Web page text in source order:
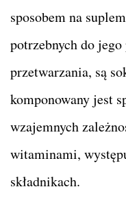
sposobem na
potrzebnych do jego
przetwarzania, są
komponowany jest
wzajemnych
witaminami,
składnikach.